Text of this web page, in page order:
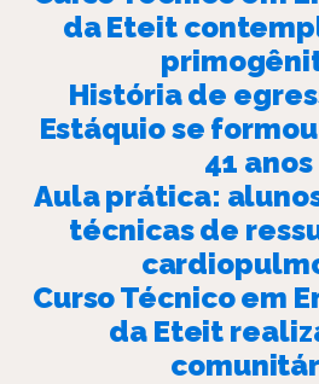
da Eteit
História de
Estáquio se
41 anos
Aula prática:
técnicas de
Curso Técnico em
da Eteit